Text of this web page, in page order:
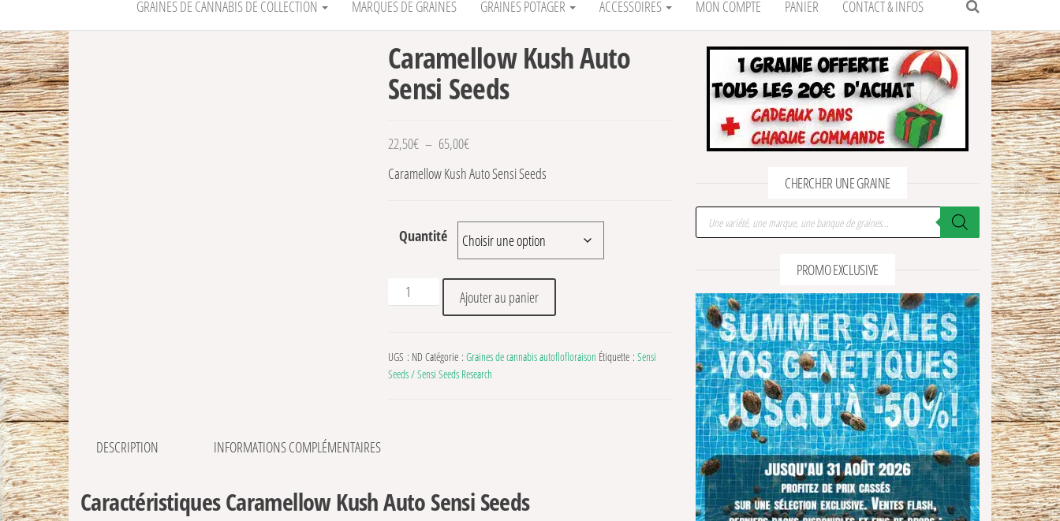
GRAINES DE CANNABIS DE COLLECTION MARQUES DE GRAINES GRAINES POTAGER ACCESSOIRES MON COMPTE PANIER CONTACT & INFOS
Caramellow Kush Auto
Sensi Seeds
22,50€ – 65,00€Plage de prix : 22,50€ à 65,00€
Caramellow Kush Auto Sensi Seeds
Quantité
quantité de Caramellow Kush Auto Sensi Seeds
Ajouter au panier
UGS : ND Catégorie : Graines de cannabis autoflofloraison Étiquette : Sensi
Seeds / Sensi Seeds Research
DESCRIPTION INFORMATIONS COMPLÉMENTAIRES
Caractéristiques Caramellow Kush Auto Sensi Seeds
CHERCHER UNE GRAINE
Recherche de produits
PROMO EXCLUSIVE